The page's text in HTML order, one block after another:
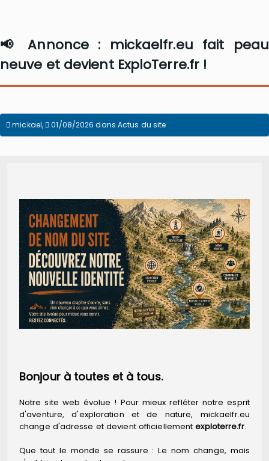
📢 Annonce : mickaelfr.eu fait peau
neuve et devient ExploTerre.fr !
mickael, 01/08/2026 dans Actus du site
Bonjour à toutes et à tous.
Notre site web évolue ! Pour mieux refléter notre esprit
d'aventure, d'exploration et de nature, mickaelfr.eu
change d'adresse et devient officiellementexploterre.fr.
Que tout le monde se rassure : Le nom change, mais